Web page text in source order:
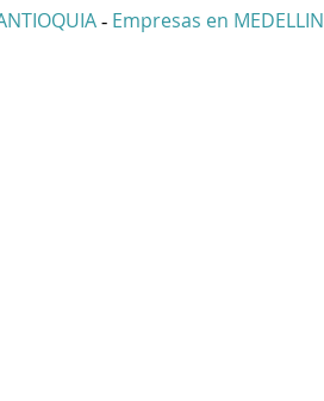
- Empresas en MEDELLIN